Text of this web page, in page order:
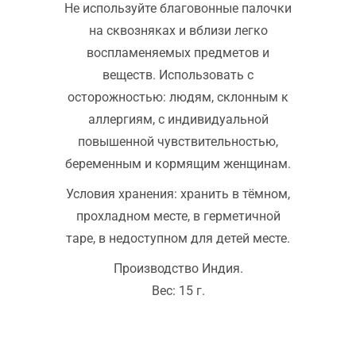
Не используйте благовонные палочки
на сквозняках и вблизи легко
воспламеняемых предметов и
веществ. Использовать с
осторожностью: людям, склонным к
аллергиям, с индивидуальной
повышенной чувствительностью,
беременным и кормящим женщинам.
Условия хранения: хранить в тёмном,
прохладном месте, в герметичной
таре, в недоступном для детей месте.
Производство Индия.
Вес: 15 г.